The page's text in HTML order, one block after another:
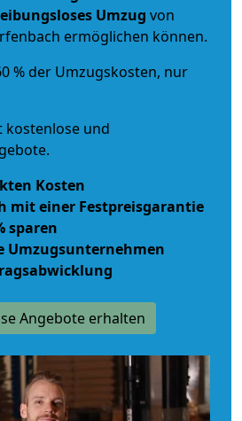
Umzug von
ermöglichen können.
% der Umzugskosten, nur
kostenlose und
Kosten
mit einer Festpreisgarantie
sparen
Umzugsunternehmen
Angebote erhalten